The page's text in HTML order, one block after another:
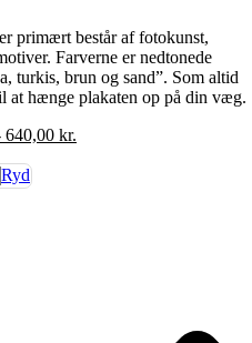
primært består af fotokunst,
Farverne er nedtonede
turkis, brun og sand”. Som altid
at hænge plakaten op på din væg.
640,00 kr.
Ryd